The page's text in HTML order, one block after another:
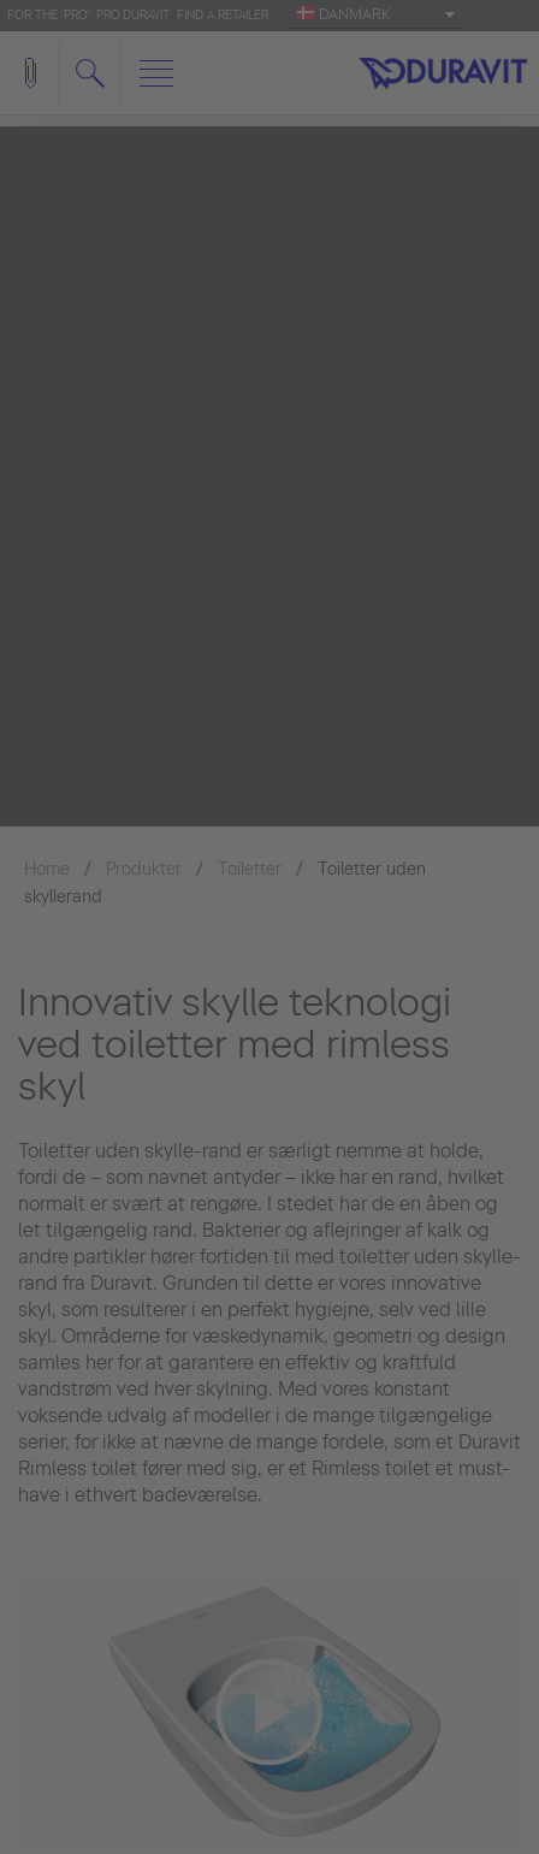
FOR THE 'PRO': PRO.DURAVIT FIND A RETAILER DANMARK
Home Produkter Toiletter
Toiletter uden
skyllerand
Innovativ skylle teknologi
ved toiletter med rimless
skyl
Toiletter uden skylle-rand er særligt nemme at holde,
fordi de – som navnet antyder – ikke har en rand, hvilket
normalt er svært at rengøre. I stedet har de en åben og
let tilgængelig rand. Bakterier og aflejringer af kalk og
andre partikler hører fortiden til med toiletter uden skylle-
rand fra Duravit. Grunden til dette er vores innovative
skyl, som resulterer i en perfekt hygiejne, selv ved lille
skyl. Områderne for væskedynamik, geometri og design
samles her for at garantere en effektiv og kraftfuld
vandstrøm ved hver skylning. Med vores konstant
voksende udvalg af modeller i de mange tilgængelige
serier, for ikke at nævne de mange fordele, som et Duravit
Rimless toilet fører med sig, er et Rimless toilet et must-
have i ethvert badeværelse.